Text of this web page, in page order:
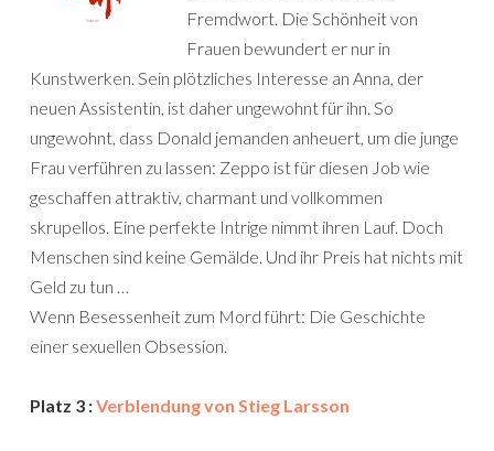
Fremdwort. Die Schönheit von
Frauen bewundert er nur in
Kunstwerken. Sein plötzliches Interesse an Anna, der
neuen Assistentin, ist daher ungewohnt für ihn. So
ungewohnt, dass Donald jemanden anheuert, um die junge
Frau verführen zu lassen: Zeppo ist für diesen Job wie
geschaffen attraktiv, charmant und vollkommen
skrupellos. Eine perfekte Intrige nimmt ihren Lauf. Doch
Menschen sind keine Gemälde. Und ihr Preis hat nichts mit
Geld zu tun …
Wenn Besessenheit zum Mord führt: Die Geschichte
einer sexuellen Obsession.
Platz 3 :Verblendung von Stieg Larsson